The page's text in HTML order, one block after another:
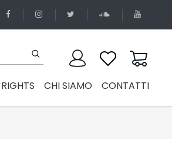
RIGHTS CHI SIAMO CONTATTI